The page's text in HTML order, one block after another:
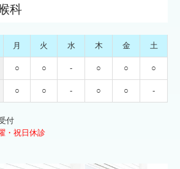
病気
科
月 火 水 木 金 土
○ ○ - ○ ○ ○
○ ○ - ○ ○ -
付
・祝日休診